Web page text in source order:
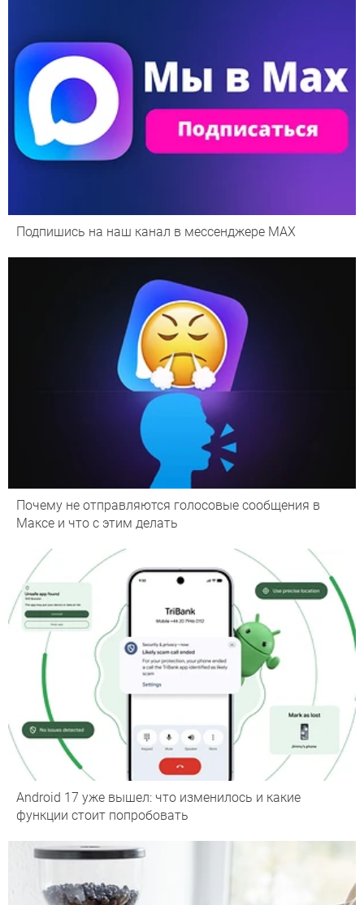
Подпишись на наш канал в мессенджере МАХ
Почему не отправляются голосовые сообщения в
Максе и что с этим делать
Android 17 уже вышел: что изменилось и какие
функции стоит попробовать